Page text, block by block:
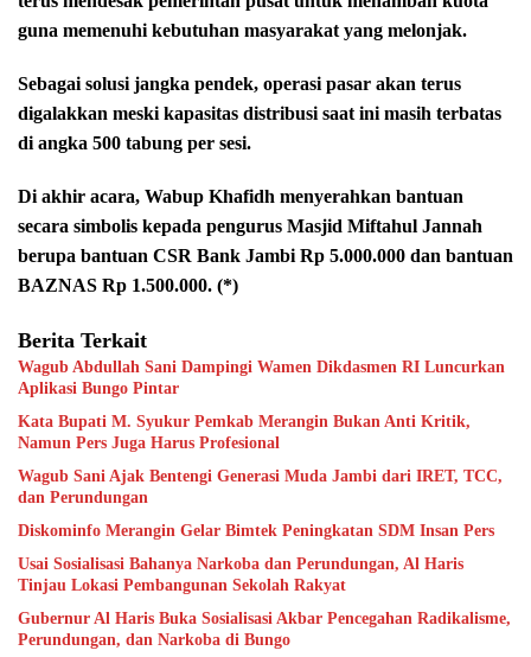
guna memenuhi kebutuhan masyarakat yang melonjak.
Sebagai solusi jangka pendek, operasi pasar akan terus
digalakkan meski kapasitas distribusi saat ini masih terbatas
di angka 500 tabung per sesi.
Di akhir acara, Wabup Khafidh menyerahkan bantuan
secara simbolis kepada pengurus Masjid Miftahul Jannah
berupa bantuan CSR Bank Jambi Rp 5.000.000 dan bantuan
BAZNAS Rp 1.500.000. (*)
Berita Terkait
Wagub Abdullah Sani Dampingi Wamen Dikdasmen RI Luncurkan
Aplikasi Bungo Pintar
Kata Bupati M. Syukur Pemkab Merangin Bukan Anti Kritik,
Namun Pers Juga Harus Profesional
Wagub Sani Ajak Bentengi Generasi Muda Jambi dari IRET, TCC,
dan Perundungan
Diskominfo Merangin Gelar Bimtek Peningkatan SDM Insan Pers
Usai Sosialisasi Bahanya Narkoba dan Perundungan, Al Haris
Tinjau Lokasi Pembangunan Sekolah Rakyat
Gubernur Al Haris Buka Sosialisasi Akbar Pencegahan Radikalisme,
Perundungan, dan Narkoba di Bungo